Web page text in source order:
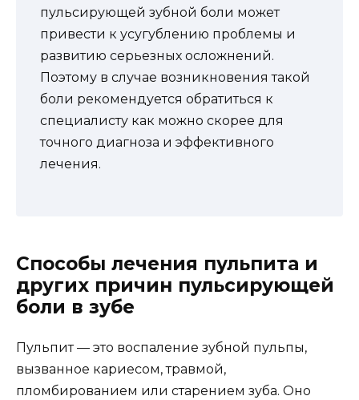
пульсирующей зубной боли может
привести к усугублению проблемы и
развитию серьезных осложнений.
Поэтому в случае возникновения такой
боли рекомендуется обратиться к
специалисту как можно скорее для
точного диагноза и эффективного
лечения.
Способы лечения пульпита и
других причин пульсирующей
боли в зубе
Пульпит — это воспаление зубной пульпы,
вызванное кариесом, травмой,
пломбированием или старением зуба. Оно